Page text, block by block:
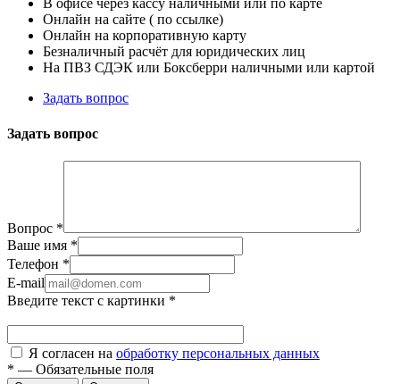
В офисе через кассу наличными или по карте
Онлайн на сайте ( по ссылке)
Онлайн на корпоративную карту
Безналичный расчёт для юридических лиц
На ПВЗ СДЭК или Боксберри наличными или картой
Задать вопрос
Задать вопрос
Вопрос *
Ваше имя *
Телефон *
E-mail
Введите текст с картинки *
Я согласен на обработку персональных данных
* — Обязательные поля